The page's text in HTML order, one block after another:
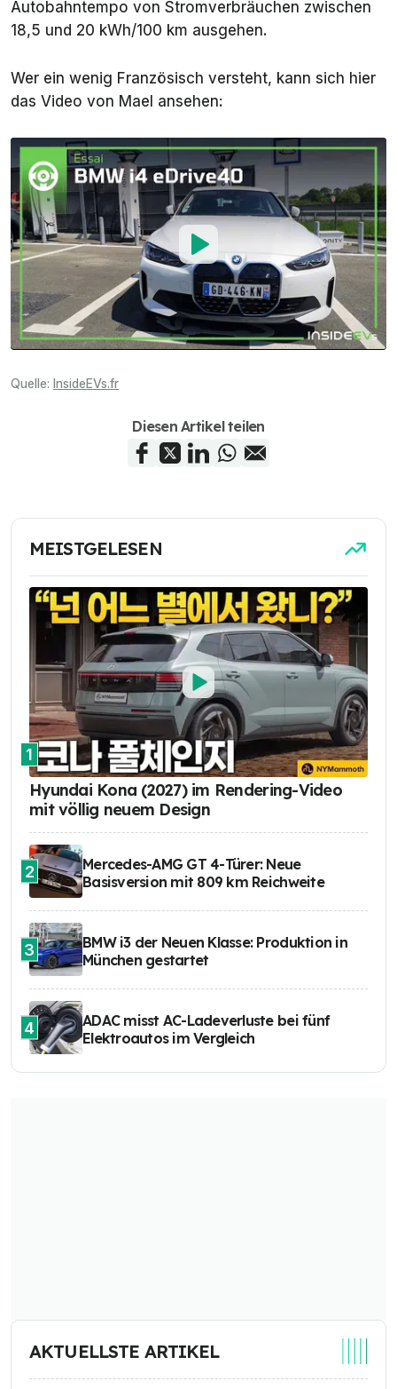
Autobahntempo von Stromverbräuchen zwischen
18,5 und 20 kWh/100 km ausgehen.
Wer ein wenig Französisch versteht, kann sich hier
das Video von Mael ansehen:
Quelle: InsideEVs.fr
Diesen Artikel teilen
MEISTGELESEN
1
Hyundai Kona (2027) im Rendering-Video
mit völlig neuem Design
2
Mercedes-AMG GT 4-Türer: Neue
Basisversion mit 809 km Reichweite
3
BMW i3 der Neuen Klasse: Produktion in
München gestartet
4
ADAC misst AC-Ladeverluste bei fünf
Elektroautos im Vergleich
AKTUELLSTE ARTIKEL